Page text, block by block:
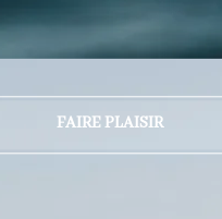
FAIRE PLAISIR